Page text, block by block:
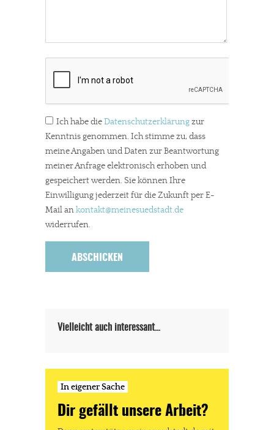
In eigener Sache
Dir gefällt unsere Arbeit?
meinesuedstadt.de finanziert sich durch Partnerprofile und
Werbung. Beide Einnahmequellen sind in den letzten Monaten
stark zurückgegangen.
Solltest Du unsere unabhängige Berichterstattung schätzen,
kannst Du uns mit einer kleinen Spende unterstützen.
JETZT SPENDEN Schon erledigt!
Ich habe dieDatenschutzerklärungzur
Kenntnis genommen. Ich stimme zu, dass
meine Angaben und Daten zur Beantwortung
meiner Anfrage elektronisch erhoben und
gespeichert werden. Sie können Ihre
Einwilligung jederzeit für die Zukunft per E-
Mail ankontakt@meinesuedstadt.de
widerrufen.
Vielleicht auch interessant…
In eigener Sache
Dir gefällt unsere Arbeit?